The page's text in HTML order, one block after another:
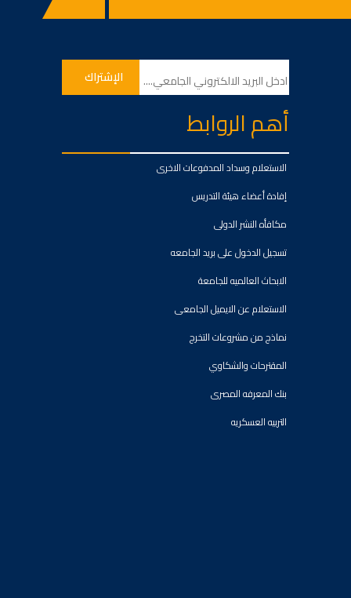
أهم الروابط
الاستعلام وسداد المدفوعات الاخرى
إفادة أعضاء هيئة التدريس
مكافأه النشر الدولى
تسجيل الدخول على بريد الجامعه
الابحاث العالميه للجامعة
الاستعلام عن الايميل الجامعى
نماذج من مشروعات التخرج
المقترحات والشكاوي
بنك المعرفه المصرى
التربيه العسكريه